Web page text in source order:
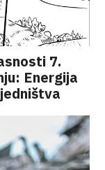
7.
Energija